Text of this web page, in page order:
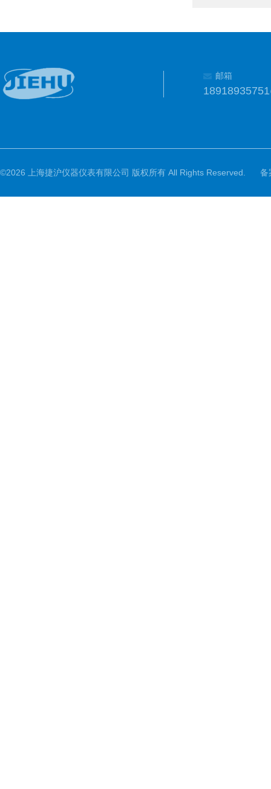
邮箱
©2026 上海捷沪仪器仪表有限公司 版权所有 All Rights Reserved. 备